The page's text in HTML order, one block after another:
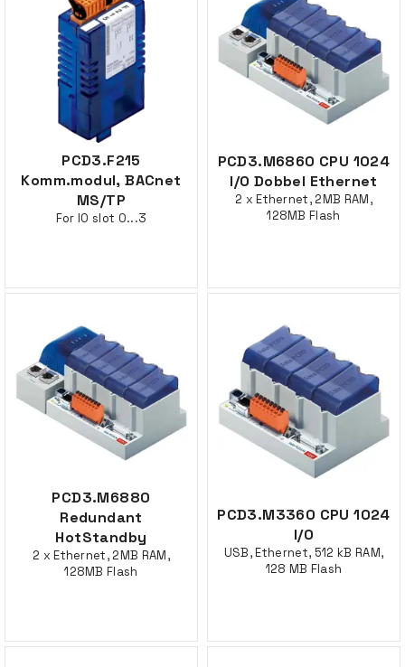
PCD3.F215
Komm.modul, BACnet
MS/TP
For IO slot 0...3
PCD3.M6860 CPU 1024
I/O Dobbel Ethernet
2 x Ethernet, 2MB RAM,
128MB Flash
PCD3.M6880
Redundant
HotStandby
2 x Ethernet, 2MB RAM,
128MB Flash
PCD3.M3360 CPU 1024
I/O
USB, Ethernet, 512 kB RAM,
128 MB Flash